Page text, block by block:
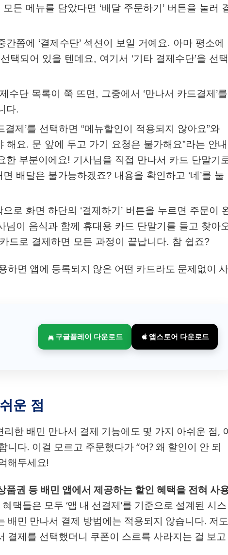
든 메뉴를 담았다면 ‘배달 주문하기’ 버튼을 눌러
간쯤에 ‘결제수단’ 섹션이 보일 거예요. 아마 평소에
택되어 있을 텐데요, 여기서 ‘기타 결제수단’을 선택
수단 목록이 쭉 뜨면, 그중에서 ‘만나서 카드결제’를
다.
결제’를 선택하면 “메뉴할인이 적용되지 않아요”와
해요. 문 앞에 두고 가기 요청은 불가해요”라는 안내
한 부분이에요! 기사님을 직접 만나서 카드 단말기
배달은 불가능하겠죠? 내용을 확인하고 ‘네’를 눌
로 화면 하단의 ‘결제하기’ 버튼을 누르면 주문이
님이 음식과 함께 휴대용 카드 단말기를 들고 찾아
드로 결제하면 모든 과정이 끝납니다. 참 쉽죠?
하면 앱에 등록되지 않은 어떤 카드라도 문제없이 사
구글플레이 다운로드 앱스토어 다운로드
운 점
한 배민 만나서 결제 기능에도 몇 가지 아쉬운 점,
다. 이걸 모르고 주문했다가 “어? 왜 할인이 안 되
해두세요!
품권 등 배민 앱에서 제공하는 할인 혜택을 전혀 사
택들은 모두 ‘앱 내 선결제’를 기준으로 설계된 시스
배민 만나서 결제 방법에는 적용되지 않습니다. 저도
결제를 선택했더니 쿠폰이 스르륵 사라지는 걸 보고